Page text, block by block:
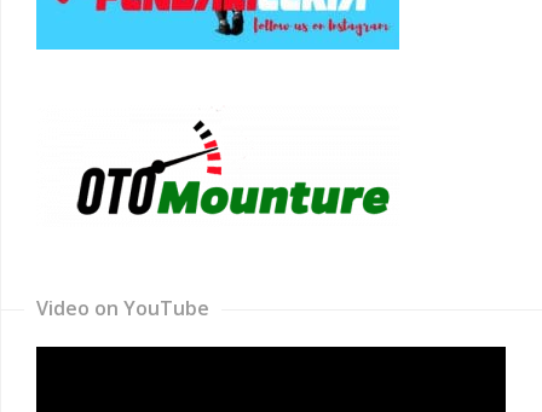
Video on YouTube